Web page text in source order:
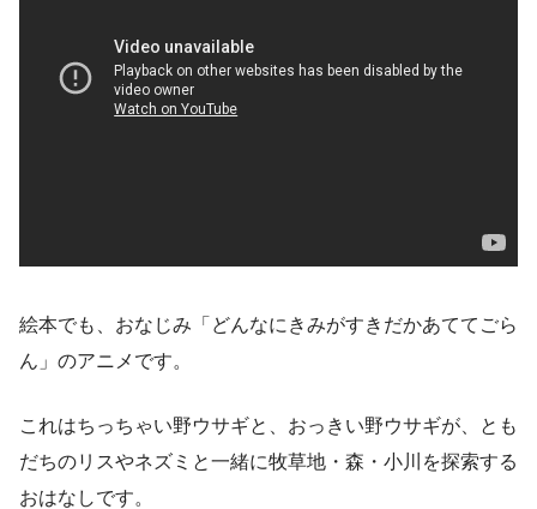
絵本でも、おなじみ「どんなにきみがすきだかあててごら
ん」のアニメです。
これはちっちゃい野ウサギと、おっきい野ウサギが、とも
だちのリスやネズミと一緒に牧草地・森・小川を探索する
おはなしです。